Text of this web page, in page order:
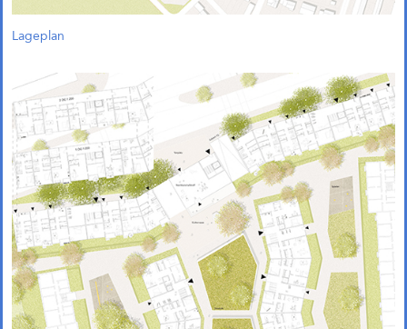
Universität der Künste
Am 09.12.2025 um 19:00 Uhr ist
Andreas Krauth mit dem Vortrag
Wettbewerbe und Strategien beim
UdK tuesday im Café Kubik an der
Universität der Künste zu Gast. Wir
freuen uns über die Einladung!
McGraw-Gelände Ost,
München (Objektplanung)
Lageplan